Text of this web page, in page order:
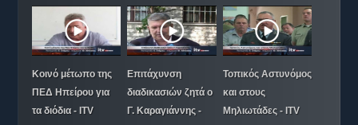
Κοινό μέτωπο της
ΠΕΔ Ηπείρου για
τα διόδια - ITV
Επιτάχυνση
διαδικασιών ζητά ο
Γ. Καραγιάννης -
Τοπικός Αστυνόμος
και στους
Μηλιωτάδες - ITV